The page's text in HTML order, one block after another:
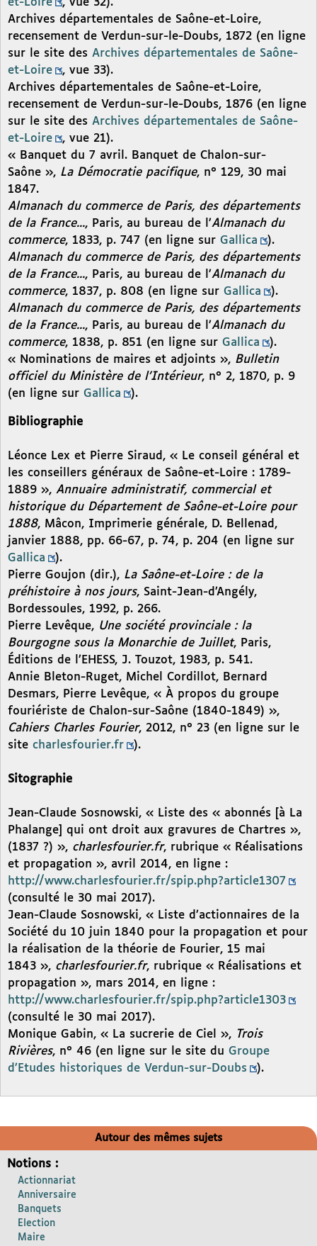
Archives départementales de Saône-et-Loire,
recensement de Verdun-sur-le-Doubs, 1872 (en ligne
sur le site des Archives départementales de Saône-
et-Loire
, vue 33).
Archives départementales de Saône-et-Loire,
recensement de Verdun-sur-le-Doubs, 1876 (en ligne
sur le site des Archives départementales de Saône-
et-Loire
, vue 21).
« Banquet du 7 avril. Banquet de Chalon-sur-
Saône », La Démocratie pacifique, n° 129, 30 mai
1847.
Almanach du commerce de Paris, des départements
de la France..., Paris, au bureau de l’Almanach du
commerce, 1833, p. 747 (en ligne sur Gallica
).
Almanach du commerce de Paris, des départements
de la France..., Paris, au bureau de l’Almanach du
commerce, 1837, p. 808 (en ligne sur Gallica
).
Almanach du commerce de Paris, des départements
de la France..., Paris, au bureau de l’Almanach du
commerce, 1838, p. 851 (en ligne sur Gallica
).
« Nominations de maires et adjoints », Bulletin
officiel du Ministère de l’Intérieur, n° 2, 1870, p. 9
(en ligne sur Gallica ).
Bibliographie
Léonce Lex et Pierre Siraud, « Le conseil général et
les conseillers généraux de Saône-et-Loire : 1789-
1889 », Annuaire administratif, commercial et
historique du Département de Saône-et-Loire pour
1888, Mâcon, Imprimerie générale, D. Bellenad,
janvier 1888, pp. 66-67, p. 74, p. 204 (en ligne sur
Gallica
).
Pierre Goujon (dir.), La Saône-et-Loire : de la
préhistoire à nos jours, Saint-Jean-d’Angély,
Bordessoules, 1992, p. 266.
Pierre Levêque, Une société provinciale : la
Bourgogne sous la Monarchie de Juillet, Paris,
Éditions de l’EHESS, J. Touzot, 1983, p. 541.
Annie Bleton-Ruget, Michel Cordillot, Bernard
Desmars, Pierre Levêque, « À propos du groupe
fouriériste de Chalon-sur-Saône (1840-1849) »,
Cahiers Charles Fourier, 2012, n° 23 (en ligne sur le
site charlesfourier.fr ).
Sitographie
Jean-Claude Sosnowski, « Liste des « abonnés [à La
Phalange] qui ont droit aux gravures de Chartres »,
(1837 ?) », charlesfourier.fr, rubrique « Réalisations
et propagation », avril 2014, en ligne :
http://www.charlesfourier.fr/spip.php?article1307
(consulté le 30 mai 2017).
Jean-Claude Sosnowski, « Liste d’actionnaires de la
Société du 10 juin 1840 pour la propagation et pour
la réalisation de la théorie de Fourier, 15 mai
1843 », charlesfourier.fr, rubrique « Réalisations et
propagation », mars 2014, en ligne :
http://www.charlesfourier.fr/spip.php?article1303
(consulté le 30 mai 2017).
Monique Gabin, « La sucrerie de Ciel », Trois
Rivières, n° 46 (en ligne sur le site du Groupe
d’Etudes historiques de Verdun-sur-Doubs
).
Autour des mêmes sujets
Notions :
Actionnariat
Anniversaire
Banquets
Election
Maire